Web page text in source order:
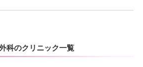
科のクリニック一覧